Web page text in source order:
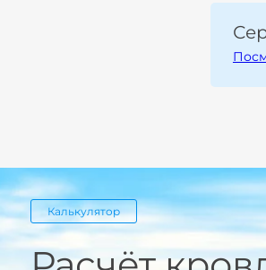
Калькулятор